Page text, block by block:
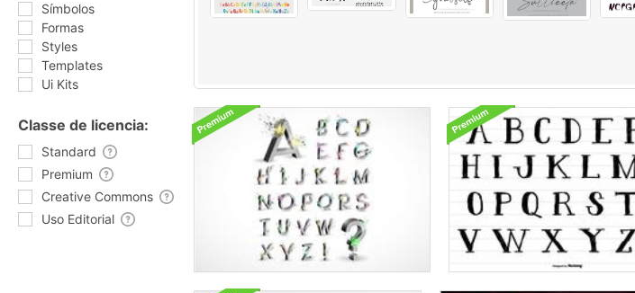
Símbolos
Formas
Styles
Templates
Ui Kits
Classe de licencia:
Standard
Premium
Creative Commons
Uso Editorial